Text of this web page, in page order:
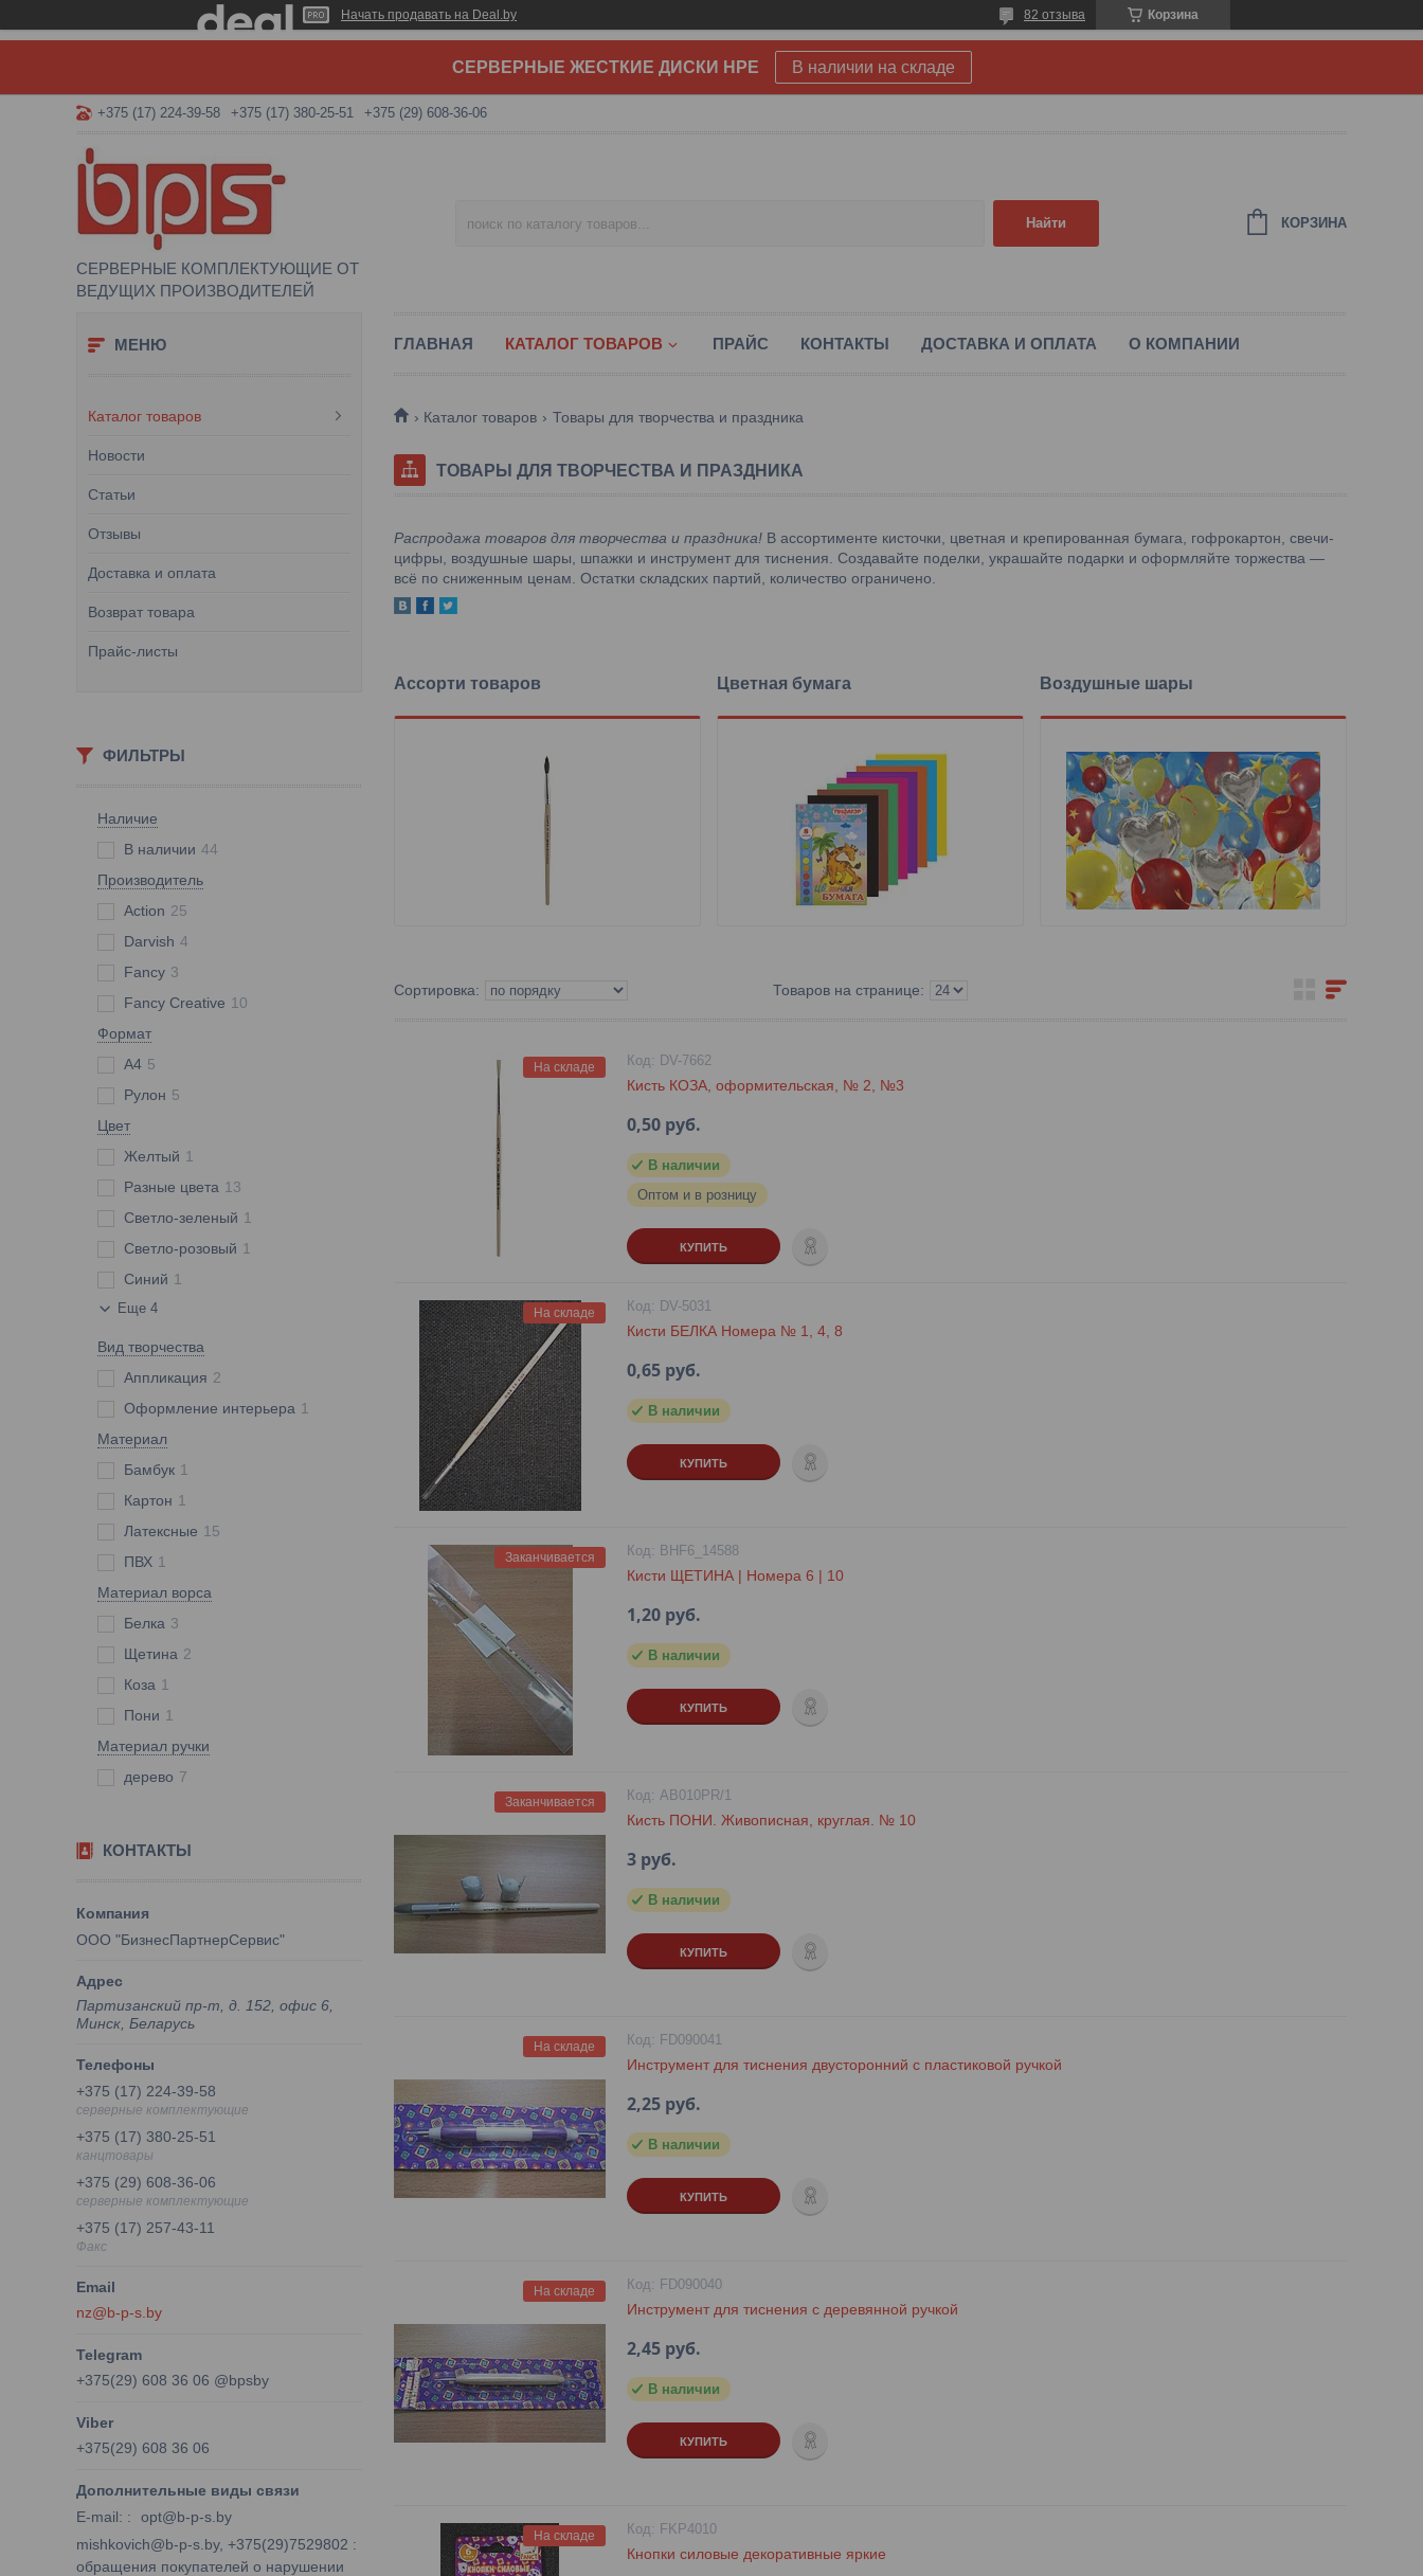
Начать продавать на Deal.by Корзина
82 отзыва
СЕРВЕРНЫЕ ЖЕСТКИЕ ДИСКИ HPE В наличии на складе
+375 (17) 224-39-58 +375 (17) 380-25-51 +375 (29) 608-36-06
СЕРВЕРНЫЕ КОМПЛЕКТУЮЩИЕ ОТ
ВЕДУЩИХ ПРОИЗВОДИТЕЛЕЙ
Найти КОРЗИНА
Каталог товаров
Новости
Статьи
Отзывы
Доставка и оплата
Возврат товара
Прайс-листы
ФИЛЬТРЫ
Наличие
В наличии 44
Производитель
Action 25
Darvish 4
Fancy 3
Fancy Creative 10
Формат
A4 5
Рулон 5
Цвет
Желтый 1
Разные цвета 13
Светло-зеленый 1
Светло-розовый 1
Синий 1
Еще 4
Вид творчества
Аппликация 2
Оформление интерьера 1
Материал
Бамбук 1
Картон 1
Латексные 15
ПВХ 1
Материал ворса
Белка 3
Щетина 2
Коза 1
Пони 1
Материал ручки
дерево 7
КОНТАКТЫ
ООО "БизнесПартнерСервис"
Партизанский пр-т, д. 152, офис 6,
Минск, Беларусь
+375 (17) 224-39-58
серверные комплектующие
+375 (17) 380-25-51
канцтовары
+375 (29) 608-36-06
серверные комплектующие
+375 (17) 257-43-11
Факс
nz@b-p-s.by
+375(29) 608 36 06 @bpsby
+375(29) 608 36 06
E-mail:
opt@b-p-s.by
mishkovich@b-p-s.by, +375(29)7529802
обращения покупателей о нарушении
ГЛАВНАЯ КАТАЛОГ ТОВАРОВ ПРАЙС КОНТАКТЫ ДОСТАВКА И ОПЛАТА О КОМПАНИИ
Каталог товаров Товары для творчества и праздника
ТОВАРЫ ДЛЯ ТВОРЧЕСТВА И ПРАЗДНИКА
Распродажа товаров для творчества и праздника! В ассортименте кисточки, цветная и крепированная бумага, гофрокартон, свечи-
цифры, воздушные шары, шпажки и инструмент для тиснения. Создавайте поделки, украшайте подарки и оформляйте торжества —
всё по сниженным ценам. Остатки складских партий, количество ограничено.
Ассорти товаров Цветная бумага Воздушные шары
На складе DV-7662
Кисть КОЗА, оформительская, № 2, №3
0,50 руб.
В наличии
Оптом и в розницу
КУПИТЬ
На складе DV-5031
Кисти БЕЛКА Номера № 1, 4, 8
0,65 руб.
В наличии
КУПИТЬ
Заканчивается BHF6_14588
Кисти ЩЕТИНА | Номера 6 | 10
1,20 руб.
В наличии
КУПИТЬ
Заканчивается AB010PR/1
Кисть ПОНИ. Живописная, круглая. № 10
3 руб.
В наличии
КУПИТЬ
На складе FD090041
Инструмент для тиснения двусторонний с пластиковой ручкой
2,25 руб.
В наличии
КУПИТЬ
На складе FD090040
Инструмент для тиснения с деревянной ручкой
2,45 руб.
В наличии
КУПИТЬ
На складе FKP4010
Кнопки силовые декоративные яркие